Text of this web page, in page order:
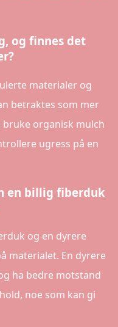
og finnes det
materialer og
betraktes som mer
organisk mulch
ugress på en
en billig fiberduk
og en dyrere
materialet. En dyrere
ha bedre motstand
noe som kan gi